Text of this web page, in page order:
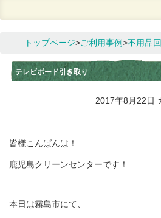
トップページ>ご利用事例>不用品
テレビボード引き取り
2017年8月22日
皆様こんばんは！
鹿児島クリーンセンターです！
本日は霧島市にて、